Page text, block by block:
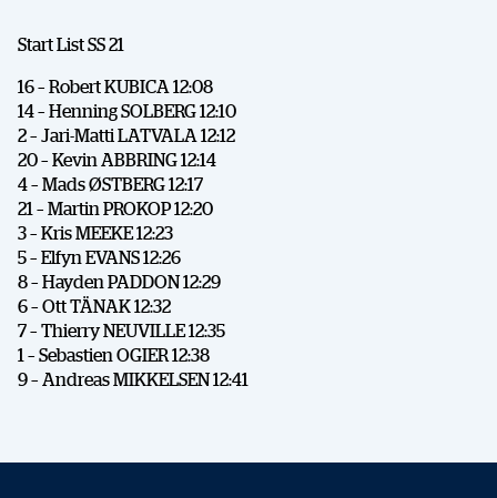
Start List SS 21
16 – Robert KUBICA 12:08
14 – Henning SOLBERG 12:10
2 – Jari-Matti LATVALA 12:12
20 – Kevin ABBRING 12:14
4 – Mads ØSTBERG 12:17
21 – Martin PROKOP 12:20
3 – Kris MEEKE 12:23
5 – Elfyn EVANS 12:26
8 – Hayden PADDON 12:29
6 – Ott TÄNAK 12:32
7 – Thierry NEUVILLE 12:35
1 – Sebastien OGIER 12:38
9 – Andreas MIKKELSEN 12:41
DELA